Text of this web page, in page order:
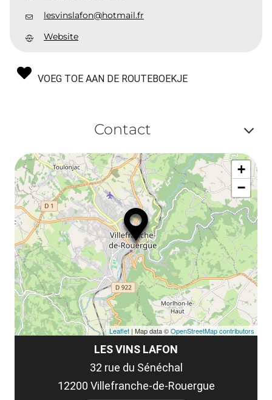
lesvinslafon@hotmail.fr
Website
VOEG TOE AAN DE ROUTEBOEKJE
Contact
ou
LES VINS LAFON
32 rue du Sénéchal
12200 Villefranche-de-Rouergue
+
−
Leaflet | Map data ©OpenStreetMap contributors